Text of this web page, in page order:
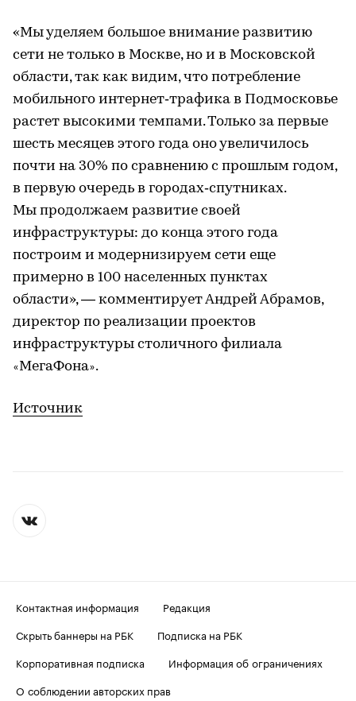
«Мы уделяем большое внимание развитию
сети не только в Москве, но и в Московской
области, так как видим, что потребление
мобильного интернет‑трафика в Подмосковье
растет высокими темпами. Только за первые
шесть месяцев этого года оно увеличилось
почти на 30% по сравнению с прошлым годом,
в первую очередь в городах‑спутниках.
Мы продолжаем развитие своей
инфраструктуры: до конца этого года
построим и модернизируем сети еще
примерно в 100 населенных пунктах
области», — комментирует Андрей Абрамов,
директор по реализации проектов
инфраструктуры столичного филиала
«МегаФона».
Источник
Контактная информация
Редакция
Скрыть баннеры на РБК
Подписка на РБК
Корпоративная подписка
Информация об ограничениях
О соблюдении авторских прав